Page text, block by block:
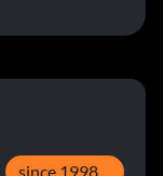
since 1998